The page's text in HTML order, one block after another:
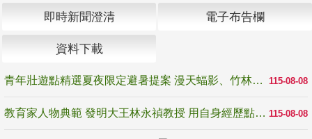
即時新聞澄清 電子布告欄
資料下載
115-08-08
青年壯遊點精選夏夜限定避暑提案 漫天蝠影、竹林尋蛙、茶香夜觀 邀青年暮色出發
115-08-08
教育家人物典範 發明大王林永禎教授 用自身經歷點亮學生的路